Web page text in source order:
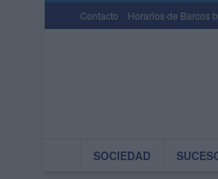
Contacto Horarios de Barcos
SOCIEDAD